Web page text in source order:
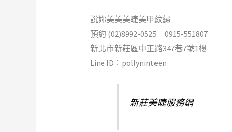
說妳美美美睫美甲紋繡
預約 (02)8992-0525 0915-551807
新北市新莊區中正路347巷7號1樓
Line ID︰pollyninteen
新莊美睫服務網